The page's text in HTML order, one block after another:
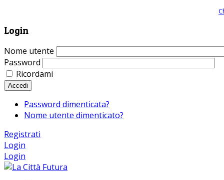
Login
Nome utente
Password
Ricordami
Accedi
Password dimenticata?
Nome utente dimenticato?
Registrati
Login
Login